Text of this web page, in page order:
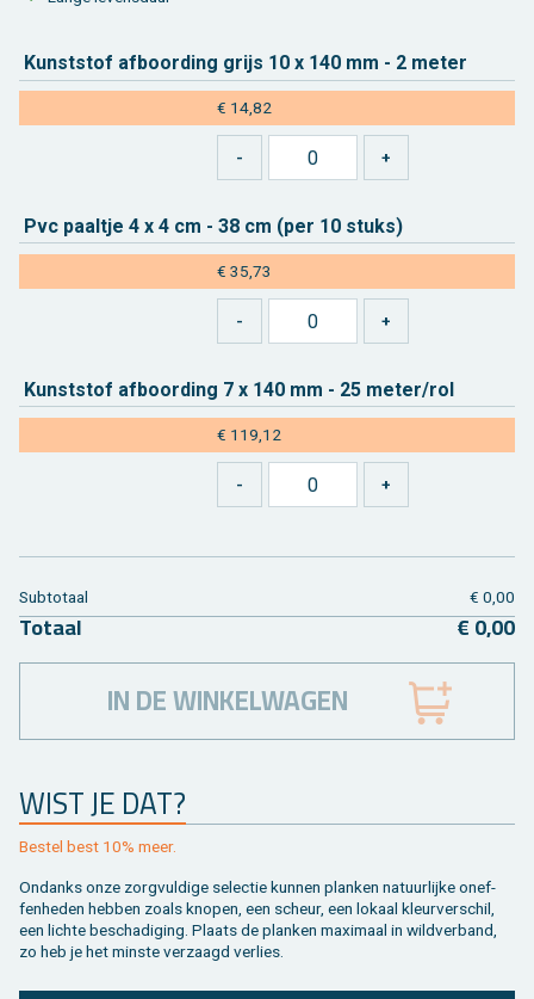
Kunst­stof af­boor­ding grijs 10 x 140 mm - 2 meter
€ 14,82
Pvc paal­tje 4 x 4 cm - 38 cm (per 10 stuks)
€ 35,73
Kunst­stof af­boor­ding 7 x 140 mm - 25 meter/rol
€ 119,12
WIST JE DAT?
Be­stel best 10% meer.
On­danks onze zorg­vul­di­ge se­lec­tie kun­nen plan­ken na­tuur­lij­ke on­ef­
fen­he­den heb­ben zoals kno­pen, een scheur, een lo­kaal kleur­ver­schil,
een lich­te be­scha­di­ging. Plaats de plan­ken maxi­maal in wild­ver­band,
zo heb je het min­ste ver­zaagd ver­lies.
Sub­to­taal € 0,00
To­taal € 0,00
IN DE WINKELWAGEN